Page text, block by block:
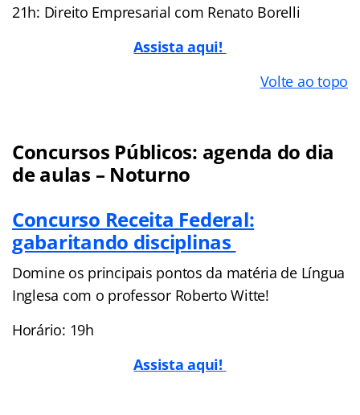
21h: Direito Empresarial com Renato Borelli
Assista aqui!
Volte ao topo
Concursos Públicos: agenda do dia
de aulas – Noturno
Concurso Receita Federal:
gabaritando disciplinas
Domine os principais pontos da matéria de Língua
Inglesa com o professor Roberto Witte!
Horário: 19h
Assista aqui!